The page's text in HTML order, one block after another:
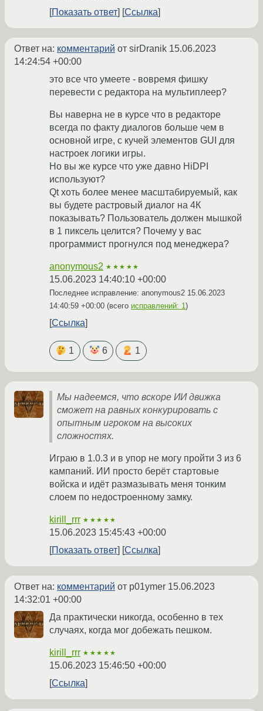
Показать ответ
Ссылка
Ответ на: комментарий от sirDranik 15.06.2023
14:24:54 +00:00
это все что умеете - вовремя фишку
перевести с редактора на мультиплеер?
Вы наверна не в курсе что в редакторе
всегда по факту диалогов больше чем в
основной игре, с кучей элементов GUI для
настроек логики игры.
Но вы же курсе что уже давно HiDPI
используют?
Qt хоть более менее масштабируемый, как
вы будете растровый диалог на 4К
показывать? Пользователь должен мышкой
в 1 пиксель целится? Почему у вас
программист прогнулся под менеджера?
anonymous2 ★★★★★
15.06.2023 14:40:10 +00:00
Последнее исправление: anonymous2 15.06.2023
14:40:59 +00:00 (всего исправлений: 1 )
Ссылка
1 6 1
Мы надеемся, что вскоре ИИ движка
сможет на равных конкурировать с
опытным игроком на высоких
сложностях.
Играю в 1.0.3 и в упор не могу пройти 3 из 6
кампаний. ИИ просто берёт стартовые
войска и идёт размазывать меня тонким
слоем по недостроенному замку.
kirill_rrr ★★★★★
15.06.2023 15:45:43 +00:00
Показать ответ
Ссылка
Ответ на: комментарий от p01ymer 15.06.2023
14:32:01 +00:00
Да практически никогда, особенно в тех
случаях, когда мог добежать пешком.
kirill_rrr ★★★★★
15.06.2023 15:46:50 +00:00
Ссылка